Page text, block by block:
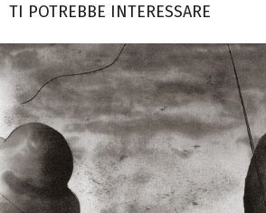
TI POTREBBE INTERESSARE